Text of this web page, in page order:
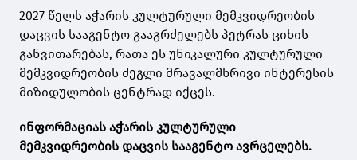
2027 წელს აჭარის კულტურული მემკვიდრეობის
დაცვის სააგენტო გააგრძელებს პეტრას ციხის
განვითარებას, რათა ეს უნიკალური კულტურული
მემკვიდრეობის ძეგლი მრავალმხრივი ინტერესის
მიზიდულობის ცენტრად იქცეს.
ინფორმაციას აჭარის კულტურული
მემკვიდრეობის დაცვის სააგენტო ავრცელებს.